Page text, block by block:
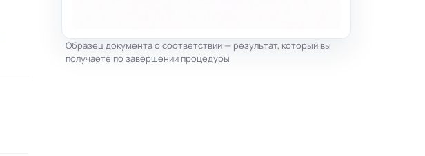
Образец документа о соответствии — результат, который вы
получаете по завершении процедуры